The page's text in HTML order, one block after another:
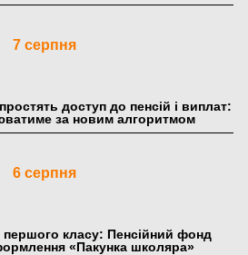
7 серпня
доступ до пенсій і виплат:
за новим алгоритмом
6 серпня
класу: Пенсійний фонд
«Пакунка школяра»